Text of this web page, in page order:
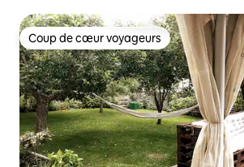
Coup de cœur voyageurs
Coup de cœur voyageurs